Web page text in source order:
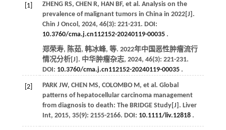
[1] ZHENG RS, CHEN R, HAN BF, et al. Analysis on the
prevalence of malignant tumors in China in 2022[J].
Chin J Oncol, 2024, 46(3): 221-231. DOI:
10.3760/cma.j.cn112152-20240119-00035.
郑荣寿, 陈茹, 韩冰峰, 等. 2022年中国恶性肿瘤流行
情况分析[J]. 中华肿瘤杂志, 2024, 46(3): 221-231.
DOI: 10.3760/cma.j.cn112152-20240119-00035.
[2] PARK JW, CHEN MS, COLOMBO M, et al. Global
patterns of hepatocellular carcinoma management
from diagnosis to death: The BRIDGE Study[J]. Liver
Int, 2015, 35(9): 2155-2166. DOI: 10.1111/liv.12818.